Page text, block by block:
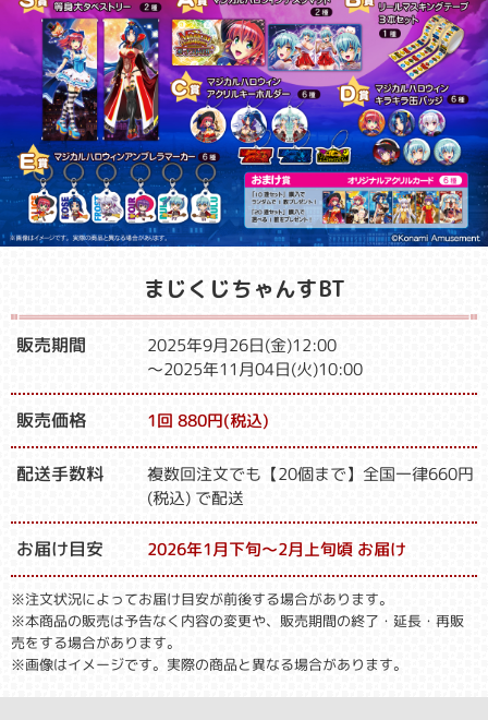
まじくじちゃんすBT
販売期間 2025年9月26日(金)12:00
～2025年11月04日(火)10:00
販売価格 1回 880円(税込)
配送手数料 複数回注文でも【20個まで】全国一律660円
(税込) で配送
お届け目安 2026年1月下旬～2月上旬頃 お届け
※注文状況によってお届け目安が前後する場合があります。
※本商品の販売は予告なく内容の変更や、販売期間の終了・延長・再販
売をする場合があります。
※画像はイメージです。実際の商品と異なる場合があります。